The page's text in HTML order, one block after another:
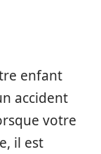
enfant
accident
votre
il est